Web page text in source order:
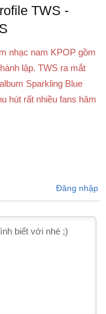
TWS -
nhạc nam KPOP gồm
lập. TWS ra mắt
Sparkling Blue
hút rất nhiều fans hâm
Đăng nhập